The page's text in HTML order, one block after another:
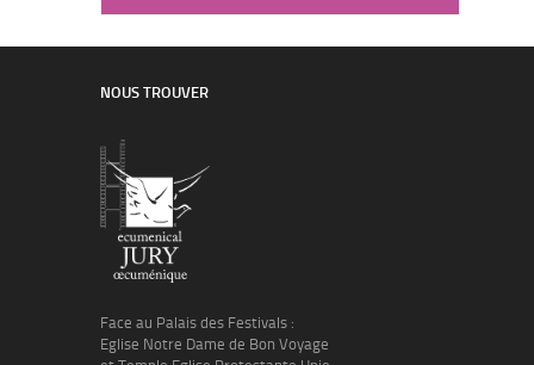
NOUS TROUVER
Face au Palais des Festivals :
Eglise Notre Dame de Bon Voyage